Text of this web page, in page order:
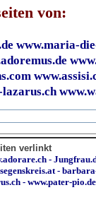
von:
www.maria-
lazarus.ch
verlinkt
-
-
- www.pater-pio.de